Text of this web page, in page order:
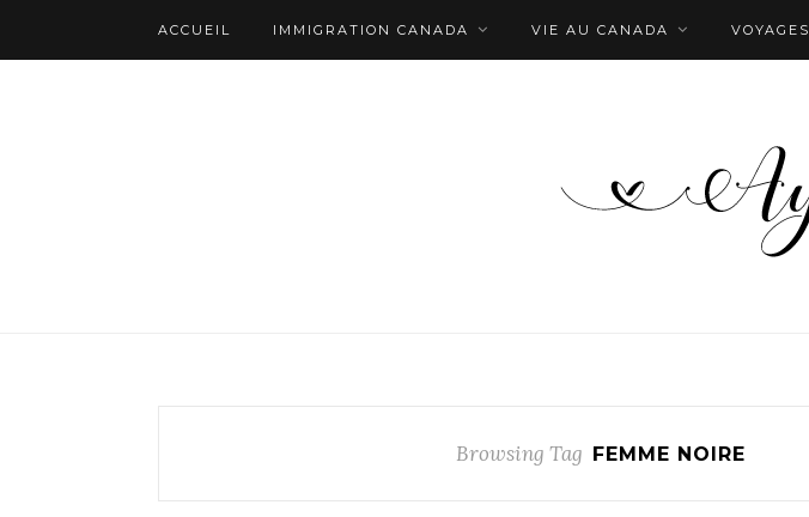
ACCUEIL IMMIGRATION CANADA VIE AU CANADA VOYAGES
Browsing Tag FEMME NOIRE